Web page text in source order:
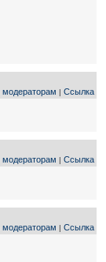
| Ссылка
| Ссылка
| Ссылка